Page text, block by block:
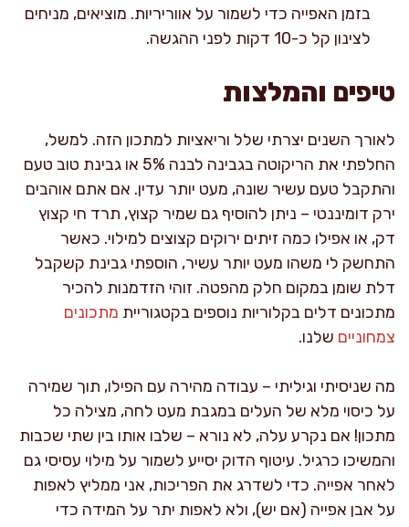
בזמן האפייה כדי לשמור על אווריריות. מוציאים, מניחים
לצינון קל כ-10 דקות לפני ההגשה.
טיפים והמלצות
לאורך השנים יצרתי שלל וריאציות למתכון הזה. למשל,
החלפתי את הריקוטה בגבינה לבנה 5% או גבינת טוב טעם
והתקבל טעם עשיר שונה, מעט יותר עדין. אם אתם אוהבים
ירק דומיננטי – ניתן להוסיף גם שמיר קצוץ, תרד חי קצוץ
דק, או אפילו כמה זיתים ירוקים קצוצים למילוי. כאשר
התחשק לי משהו מעט יותר עשיר, הוספתי גבינת קשקבל
דלת שומן במקום חלק מהפטה. זוהי הזדמנות להכיר
מתכונים דלים בקלוריות נוספים בקטגוריית מתכונים
צמחוניים שלנו.
מה שניסיתי וגיליתי – עבודה מהירה עם הפילו, תוך שמירה
על כיסוי מלא של העלים במגבת מעט לחה, מצילה כל
מתכון! אם נקרע עלה, לא נורא – שלבו אותו בין שתי שכבות
והמשיכו כרגיל. עיטוף הדוק יסייע לשמור על מילוי עסיסי גם
לאחר אפייה. כדי לשדרג את הפריכות, אני ממליץ לאפות
על אבן אפייה (אם יש), ולא לאפות יתר על המידה כדי